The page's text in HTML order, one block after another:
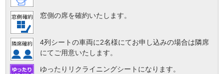
窓側の席を確約いたします。
4列シートの車両に2名様にてお申し込みの場合は隣席
にてご用意いたします。
ゆったりリクライニングシートになります。